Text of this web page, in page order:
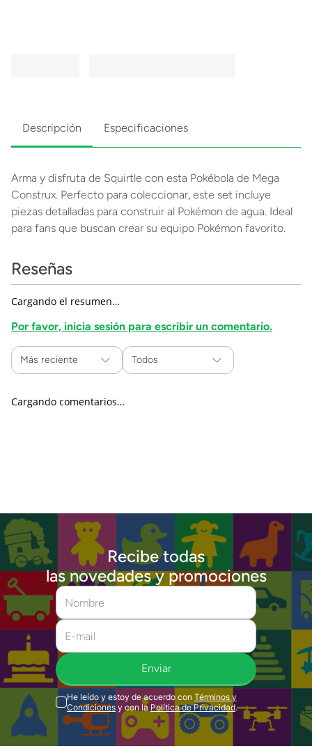
Descripción Especificaciones
Arma y disfruta de Squirtle con esta Pokébola de Mega
Construx. Perfecto para coleccionar, este set incluye
piezas detalladas para construir al Pokémon de agua. Ideal
para fans que buscan crear su equipo Pokémon favorito.
Reseñas
Cargando el resumen…
Por favor, inicia sesión para escribir un comentario.
Más reciente Todos
Cargando comentarios…
Recibe todas
las novedades y promociones
Enviar
He leído y estoy de acuerdo con Términos y
Condiciones y con la Política de Privacidad.